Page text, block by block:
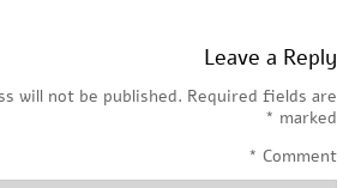
Leave a Reply
will not be published. Required fields are
marked
*
Comment
*